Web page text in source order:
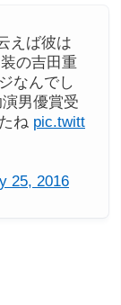
えば彼は
の吉田重
なんでし
男優賞受
ね pic.twitt
25, 2016